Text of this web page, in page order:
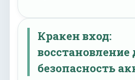
Кракен вход:
восстановление
безопасность